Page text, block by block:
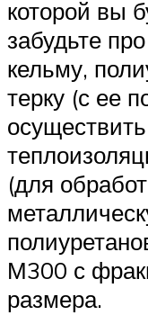
которой вы
забудьте
кельму,
терку (с ее
(для
М300 с
размера.